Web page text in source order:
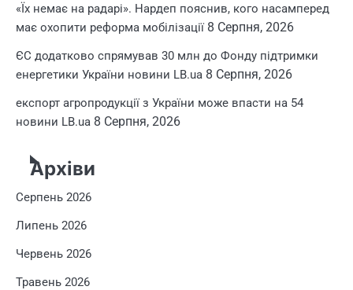
«Їх немає на радарі». Нардеп пояснив, кого насамперед
має охопити реформа мобілізації 8 Серпня, 2026
ЄС додатково спрямував 30 млн до Фонду підтримки
енергетики України новини LB.ua 8 Серпня, 2026
експорт агропродукції з України може впасти на 54
новини LB.ua 8 Серпня, 2026
Архіви
Серпень 2026
Липень 2026
Червень 2026
Травень 2026